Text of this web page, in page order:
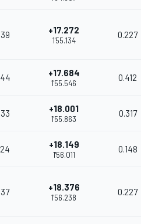
39 +17.272
1'55.134
0.227
44 +17.684
1'55.546
0.412
33 +18.001
1'55.863
0.317
24 +18.149
1'56.011
0.148
37 +18.376
1'56.238
0.227